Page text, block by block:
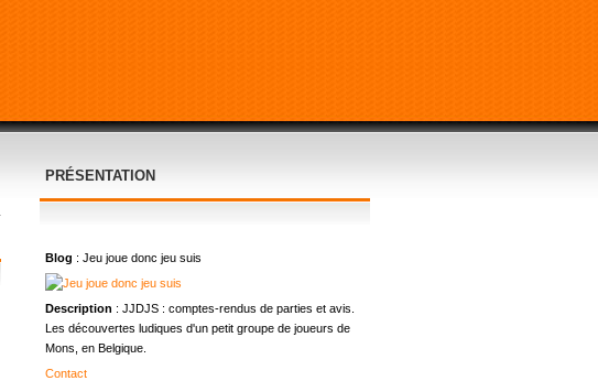
PRÉSENTATION
Blog : Jeu joue donc jeu suis
Description : JJDJS : comptes-rendus de parties et avis.
Les découvertes ludiques d'un petit groupe de joueurs de
Mons, en Belgique.
Contact